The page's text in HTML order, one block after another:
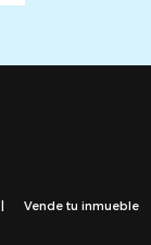
| Vende tu inmueble